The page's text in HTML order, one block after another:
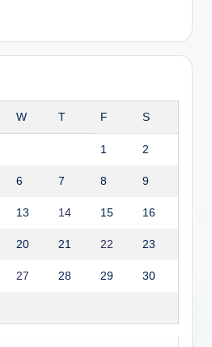
W T F S
1 2
6 7 8 9
13 14 15 16
20 21 22 23
27 28 29 30